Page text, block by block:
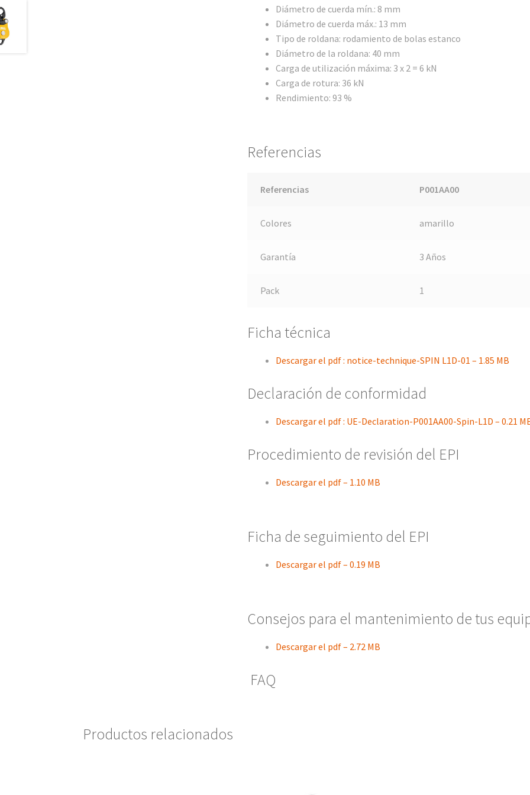
Diámetro de cuerda mín.: 8 mm
Diámetro de cuerda máx.: 13 mm
Tipo de roldana: rodamiento de bolas estanco
Diámetro de la roldana: 40 mm
Carga de utilización máxima: 3 x 2 = 6 kN
Carga de rotura: 36 kN
Rendimiento: 93 %
Referencias
Referencias P001AA00
Colores amarillo
Garantía 3 Años
Pack 1
Ficha técnica
Descargar el pdf : notice-technique-SPIN L1D-01 – 1.85 MB
Declaración de conformidad
Descargar el pdf : UE-Declaration-P001AA00-Spin-L1D – 0.21
Procedimiento de revisión del EPI
Descargar el pdf – 1.10 MB
Ficha de seguimiento del EPI
Descargar el pdf – 0.19 MB
Consejos para el mantenimiento de tus
Descargar el pdf – 2.72 MB
FAQ
Productos relacionados